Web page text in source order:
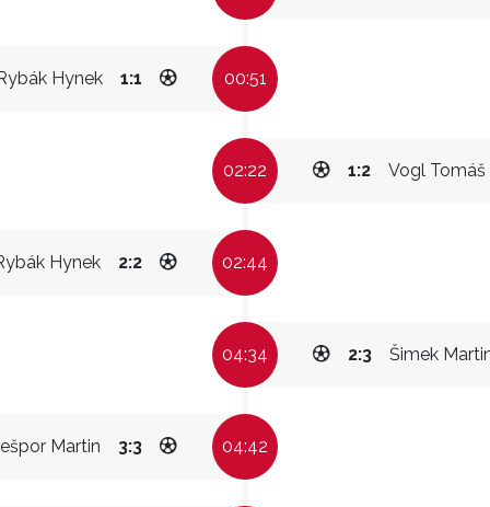
Hynek 1:1 00:51
02:22 Vogl Tomáš
1:2
Hynek 2:2 02:44
04:34 Šimek
2:3
Martin 3:3 04:42